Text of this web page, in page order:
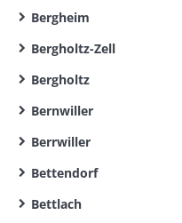
Bergheim
Bergholtz-Zell
Bergholtz
Bernwiller
Berrwiller
Bettendorf
Bettlach